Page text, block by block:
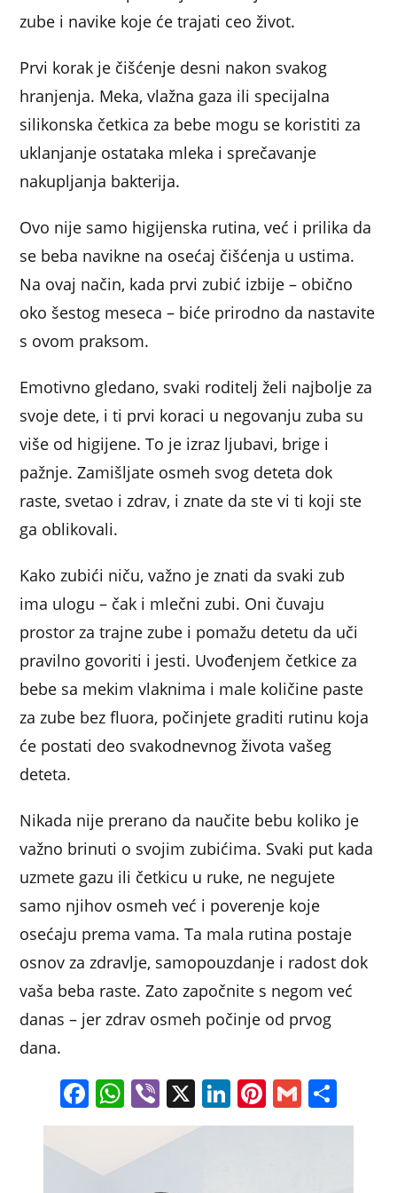
zube i navike koje će trajati ceo život.
Prvi korak je čišćenje desni nakon svakog
hranjenja. Meka, vlažna gaza ili specijalna
silikonska četkica za bebe mogu se koristiti za
uklanjanje ostataka mleka i sprečavanje
nakupljanja bakterija.
Ovo nije samo higijenska rutina, već i prilika da
se beba navikne na osećaj čišćenja u ustima.
Na ovaj način, kada prvi zubić izbije – obično
oko šestog meseca – biće prirodno da nastavite
s ovom praksom.
Emotivno gledano, svaki roditelj želi najbolje za
svoje dete, i ti prvi koraci u negovanju zuba su
više od higijene. To je izraz ljubavi, brige i
pažnje. Zamišljate osmeh svog deteta dok
raste, svetao i zdrav, i znate da ste vi ti koji ste
ga oblikovali.
Kako zubići niču, važno je znati da svaki zub
ima ulogu – čak i mlečni zubi. Oni čuvaju
prostor za trajne zube i pomažu detetu da uči
pravilno govoriti i jesti. Uvođenjem četkice za
bebe sa mekim vlaknima i male količine paste
za zube bez fluora, počinjete graditi rutinu koja
će postati deo svakodnevnog života vašeg
deteta.
Nikada nije prerano da naučite bebu koliko je
važno brinuti o svojim zubićima. Svaki put kada
uzmete gazu ili četkicu u ruke, ne negujete
samo njihov osmeh već i poverenje koje
osećaju prema vama. Ta mala rutina postaje
osnov za zdravlje, samopouzdanje i radost dok
vaša beba raste. Zato započnite s negom već
danas – jer zdrav osmeh počinje od prvog
dana.
F
a
e
W
h
at
Vi
b
er
X Li
n
Pi
nt
G
m h